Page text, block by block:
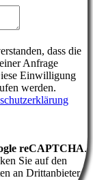
dass die
Anfrage
Einwilligung
werden.
reCAPTCHA.
Sie auf den
an Drittanbieter